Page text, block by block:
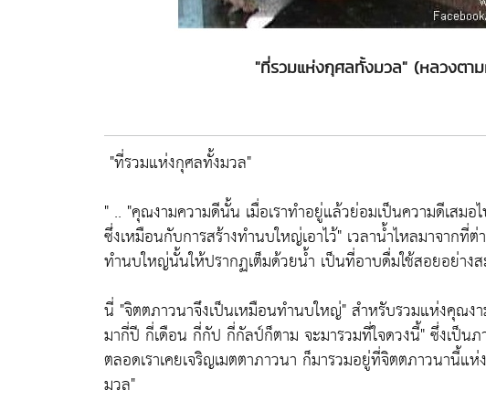
"ที่รวมแห่งกุศลทั้งมวล" (หลวงต
"ที่รวมแห่งกุศลทั้งมวล"
" .. "คุณงามความดีนั้น เมื่อเราทำอยู่แล้วย่อมเป็นความดีเสมอ
ซึ่งเหมือนกับการสร้างทำนบใหญ่เอาไว้" เวลาน้ำไหลมาจากที่
ทำนบใหญ่นั้นให้ปรากฏเต็มด้วยน้ำ เป็นที่อาบดื่มใช้สอยอย่าง
นี่ "จิตตภาวนาจึงเป็นเหมือนทำนบใหญ่"สำหรับรวมแห่งคุณง
มากี่ปี กี่เดือน กี่กัป กี่กัลป์ก็ตาม จะมารวมที่ใจดวงนี้"ซึ่งเป็น
ตลอดเราเคยเจริญเมตตาภาวนา ก็มารวมอยู่ที่จิตตภาวนานี้แ
มวล"